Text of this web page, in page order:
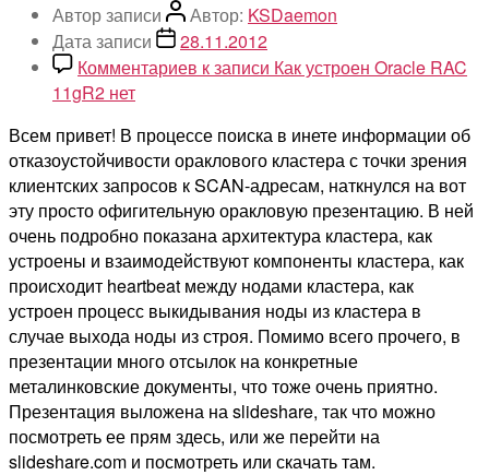
Автор записи Автор: KSDaemon
Дата записи
28.11.2012
Комментариев к записи Как устроен Oracle RAC
11gR2 нет
Всем привет! В процессе поиска в инете информации об
отказоустойчивости ораклового кластера с точки зрения
клиентских запросов к SCAN-адресам, наткнулся на вот
эту просто офигительную оракловую презентацию. В ней
очень подробно показана архитектура кластера, как
устроены и взаимодействуют компоненты кластера, как
происходит heartbeat между нодами кластера, как
устроен процесс выкидывания ноды из кластера в
случае выхода ноды из строя. Помимо всего прочего, в
презентации много отсылок на конкретные
металинковские документы, что тоже очень приятно.
Презентация выложена на slideshare, так что можно
посмотреть ее прям здесь, или же перейти на
slideshare.com и посмотреть или скачать там.